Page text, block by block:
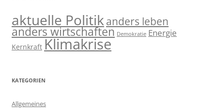
aktuelle Politik anders leben
anders wirtschaften Demokratie Energie
Kernkraft Klimakrise
KATEGORIEN
Allgemeines